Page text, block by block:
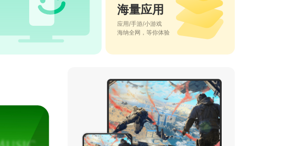
海量应用
应用/手游/小游戏
海纳全网，等你体验